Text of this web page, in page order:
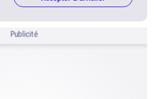
Publicité